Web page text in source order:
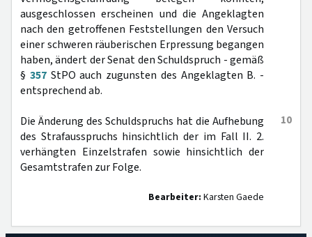
ausgeschlossen erscheinen und die Angeklagten
nach den getroffenen Feststellungen den Versuch
einer schweren räuberischen Erpressung begangen
haben, ändert der Senat den Schuldspruch - gemäß
§ 357StPO auch zugunsten des Angeklagten B. -
entsprechend ab.
10
Die Änderung des Schuldspruchs hat die Aufhebung
des Strafausspruchs hinsichtlich der im Fall II. 2.
verhängten Einzelstrafen sowie hinsichtlich der
Gesamtstrafen zur Folge.
Bearbeiter: Karsten Gaede